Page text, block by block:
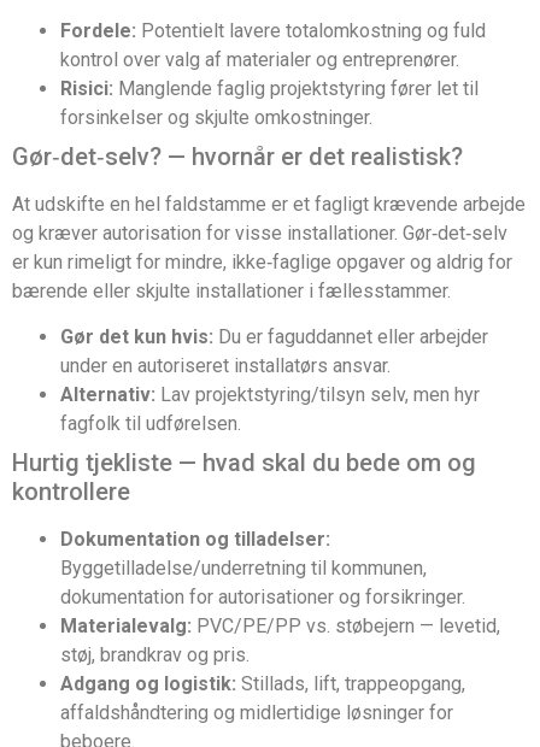
Fordele: Potentielt lavere totalomkostning og fuld
kontrol over valg af materialer og entreprenører.
Risici: Manglende faglig projektstyring fører let til
forsinkelser og skjulte omkostninger.
Gør‑det‑selv? — hvornår er det realistisk?
At udskifte en hel faldstamme er et fagligt krævende arbejde
og kræver autorisation for visse installationer. Gør‑det‑selv
er kun rimeligt for mindre, ikke‑faglige opgaver og aldrig for
bærende eller skjulte installationer i fællesstammer.
Gør det kun hvis: Du er faguddannet eller arbejder
under en autoriseret installatørs ansvar.
Alternativ: Lav projektstyring/tilsyn selv, men hyr
fagfolk til udførelsen.
Hurtig tjekliste — hvad skal du bede om og
kontrollere
Dokumentation og tilladelser:
Byggetilladelse/underretning til kommunen,
dokumentation for autorisationer og forsikringer.
Materialevalg: PVC/PE/PP vs. støbejern — levetid,
støj, brandkrav og pris.
Adgang og logistik: Stillads, lift, trappeopgang,
affaldshåndtering og midlertidige løsninger for
beboere.